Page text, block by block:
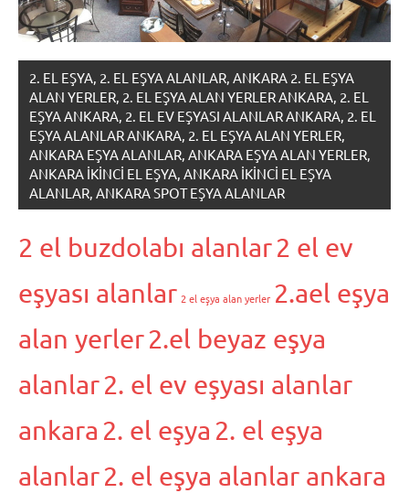
2. EL EŞYA, 2. EL EŞYA ALANLAR, ANKARA 2. EL EŞYA
ALAN YERLER, 2. EL EŞYA ALAN YERLER ANKARA, 2. EL
EŞYA ANKARA, 2. EL EV EŞYASI ALANLAR ANKARA, 2. EL
EŞYA ALANLAR ANKARA, 2. EL EŞYA ALAN YERLER,
ANKARA EŞYA ALANLAR, ANKARA EŞYA ALAN YERLER,
ANKARA IKINCI EL EŞYA, ANKARA IKINCI EL EŞYA
ALANLAR, ANKARA SPOT EŞYA ALANLAR
2 el buzdolabı alanlar2 el ev
eşyası alanlar 2 el eşya alan yerler 2.ael eşya
alan yerler2.el beyaz eşya
alanlar2. el ev eşyası alanlar
ankara 2. el eşya 2. el eşya
alanlar2. el eşya alanlar ankara